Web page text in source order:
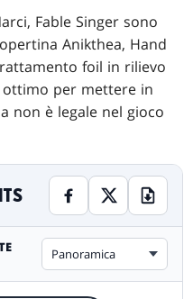
Fable Singer sono
Anikthea, Hand
foil in rilievo
per mettere in
non è legale nel gioco
Panoramica